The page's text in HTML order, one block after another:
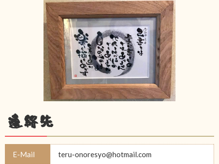
連絡先
E-Mail teru-onoresyo@hotmail.com